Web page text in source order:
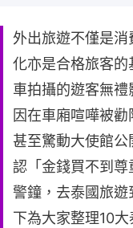
外出旅遊不僅是
化亦是合格旅客的
車拍攝的遊客無
因在車廂喧嘩被
甚至驚動大使館
認「金錢買不到
警鐘，去泰國旅
下為大家整理10